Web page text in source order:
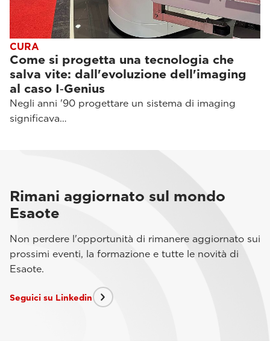
CURA
Come si progetta una tecnologia che
salva vite: dall'evoluzione dell'imaging
al caso I‑Genius
Negli anni '90 progettare un sistema di imaging
significava…
Rimani aggiornato sul mondo
Esaote
Non perdere l'opportunità di rimanere aggiornato sui
prossimi eventi, la formazione e tutte le novità di
Esaote.
Seguici su Linkedin